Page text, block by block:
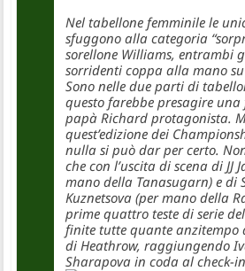
Nel tabellone femminile le
sfuggono alla categoria
sorellone Williams, entrambi
sorridenti coppa alla mano
Sono nelle due parti di
questo farebbe presagire una
papà Richard protagonista.
quest’edizione dei
nulla si può dar per certo.
che con l’uscita di scena di JJ
mano della Tanasugarn) e di
Kuznetsova (per mano della
prime quattro teste di serie
finite tutte quante
di Heathrow, raggiungendo
Sharapova in coda al check-